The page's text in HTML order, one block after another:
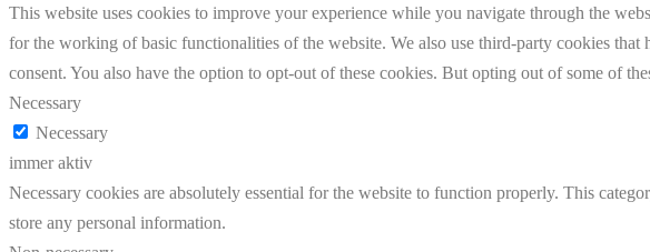
This website uses cookies to improve your experience while you navigate through the
for the working of basic functionalities of the website. We also use third-party cookies
consent. You also have the option to opt-out of these cookies. But opting out of some of
Necessary
Necessary
immer aktiv
Necessary cookies are absolutely essential for the website to function properly. This
store any personal information.